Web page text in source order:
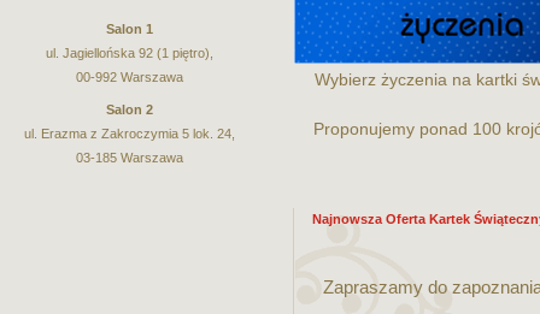
Salon 1
ul. Jagiellońska 92 (1 piętro),
00-992 Warszawa
Salon 2
ul. Erazma z Zakroczymia 5 lok. 24,
03-185 Warszawa
Wybierz życzenia na kartki
Proponujemy ponad 100
Najnowsza Oferta Kartek
Zapraszamy do